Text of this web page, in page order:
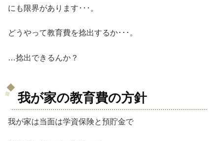
にも限界があります･･･。
どうやって教育費を捻出するか･･･。
…捻出できるんか？
我が家の教育費の方針
我が家は当面は学資保険と預貯金で